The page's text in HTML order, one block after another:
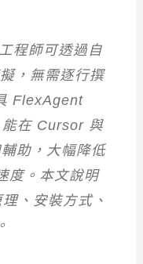
程師可透過自
，無需逐行撰
FlexAgent
在 Cursor 與
助，大幅降低
度。本文說明
、安裝方式、